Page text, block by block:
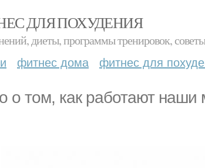
ДЛЯ ПОХУДЕНИЯ
диеты, программы тренировок,
фитнес дома фитнес для
о том, как работают